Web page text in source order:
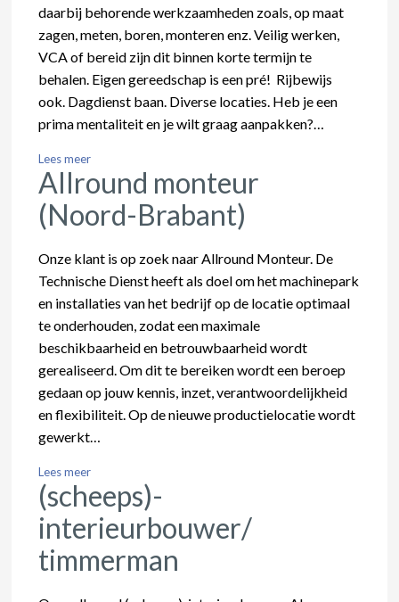
daarbij behorende werkzaamheden zoals, op maat
zagen, meten, boren, monteren enz. Veilig werken,
VCA of bereid zijn dit binnen korte termijn te
behalen. Eigen gereedschap is een pré! Rijbewijs
ook. Dagdienst baan. Diverse locaties. Heb je een
prima mentaliteit en je wilt graag aanpakken?…
Lees meer
Allround monteur
(Noord-Brabant)
Onze klant is op zoek naar Allround Monteur. De
Technische Dienst heeft als doel om het machinepark
en installaties van het bedrijf op de locatie optimaal
te onderhouden, zodat een maximale
beschikbaarheid en betrouwbaarheid wordt
gerealiseerd. Om dit te bereiken wordt een beroep
gedaan op jouw kennis, inzet, verantwoordelijkheid
en flexibiliteit. Op de nieuwe productielocatie wordt
gewerkt…
Lees meer
(scheeps)-
interieurbouwer/
timmerman